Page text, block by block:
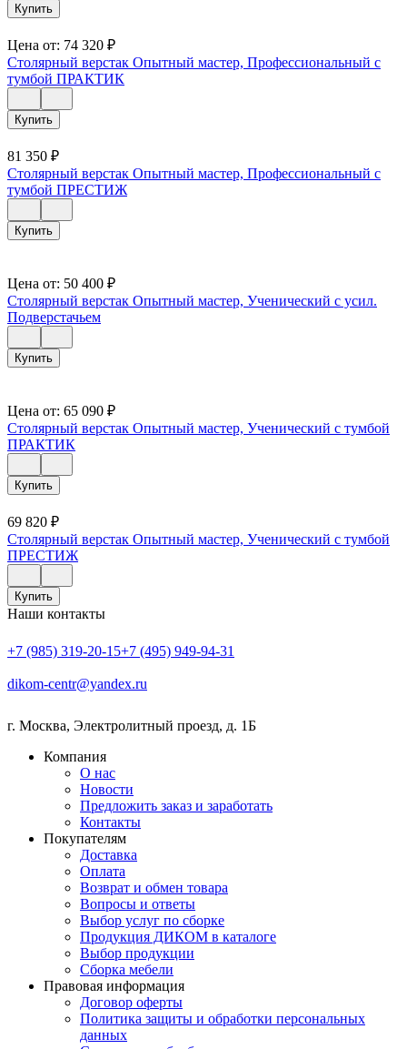
Купить
Цена от: 74 320 ₽
Столярный верстак Опытный мастер, Профессиональный с
тумбой ПРАКТИК
Купить
81 350 ₽
Столярный верстак Опытный мастер, Профессиональный с
тумбой ПРЕСТИЖ
Купить
Цена от: 50 400 ₽
Столярный верстак Опытный мастер, Ученический с усил.
Подверстачьем
Купить
Цена от: 65 090 ₽
Столярный верстак Опытный мастер, Ученический с тумбой
ПРАКТИК
Купить
69 820 ₽
Столярный верстак Опытный мастер, Ученический с тумбой
ПРЕСТИЖ
Купить
Наши контакты
+7 (985) 319-20-15+7 (495) 949-94-31
dikom-centr@yandex.ru
г. Москва, Электролитный проезд, д. 1Б
Компания
О нас
Новости
Предложить заказ и заработать
Контакты
Покупателям
Доставка
Оплата
Возврат и обмен товара
Вопросы и ответы
Выбор услуг по сборке
Продукция ДИКОМ в каталоге
Выбор продукции
Сборка мебели
Правовая информация
Договор оферты
Политика защиты и обработки персональных
данных